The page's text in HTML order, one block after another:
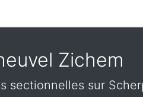
Zichem
sectionnelles sur